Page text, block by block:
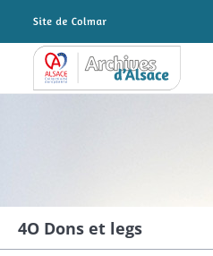
Archives Alsace - Colmar
4O Dons et legs